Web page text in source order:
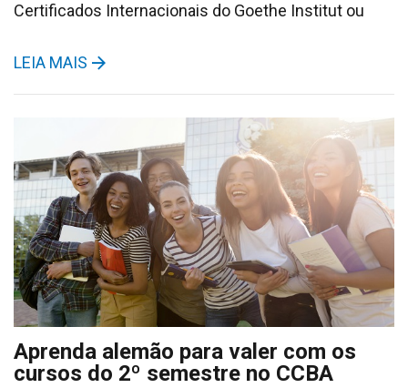
Certificados Internacionais do Goethe Institut ou
LEIA MAIS
Aprenda alemão para valer com os
cursos do 2º semestre no CCBA